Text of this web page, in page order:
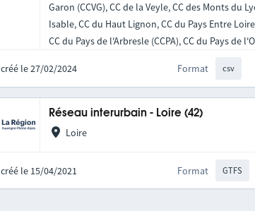
Garon (CCVG), CC de la Veyle, CC des Monts du
Isable, CC du Haut Lignon, CC du Pays Entre
CC du Pays de l'Arbresle (CCPA), CC du Pays
créé le 27/02/2024 Format csv
Réseau interurbain - Loire (42)
Loire
créé le 15/04/2021 Format GTFS